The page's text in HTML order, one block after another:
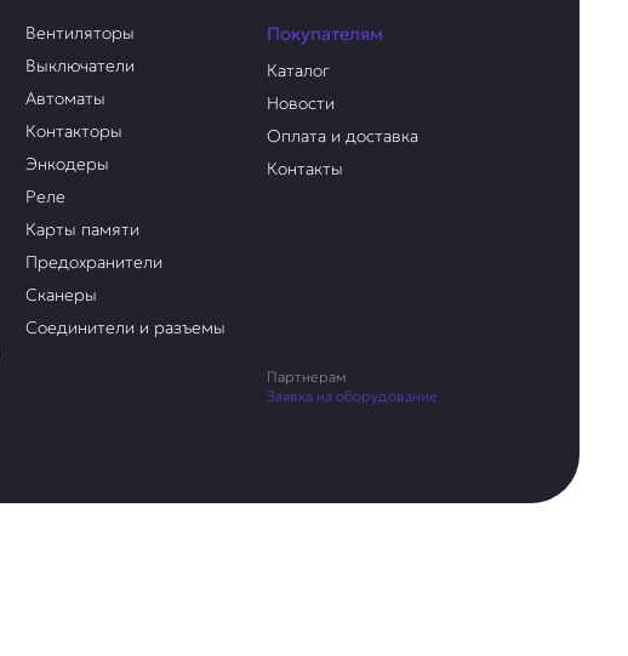
Вентиляторы
Выключатели
Автоматы
Контакторы
Энкодеры
Реле
Карты памяти
Предохранители
Сканеры
Соединители и разъемы
Покупателям
Каталог
Новости
Оплата и доставка
Контакты
Партнерам
Заявка на оборудование